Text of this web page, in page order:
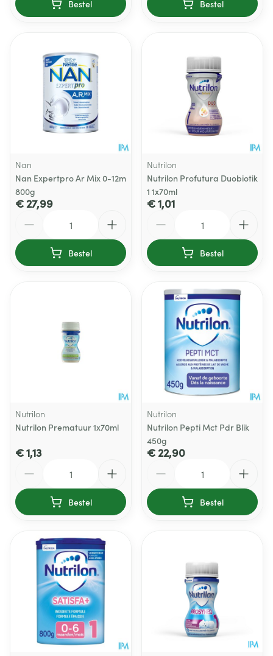
Bestel Bestel
Nan
Nan Expertpro Ar Mix 0-12m
800g
€ 27,99
Bestel
Nutrilon
Nutrilon Profutura Duobiotik
1 1x70ml
€ 1,01
Bestel
Nutrilon
Nutrilon Prematuur 1x70ml
€ 1,13
Bestel
Nutrilon
Nutrilon Pepti Mct Pdr Blik
450g
€ 22,90
Bestel